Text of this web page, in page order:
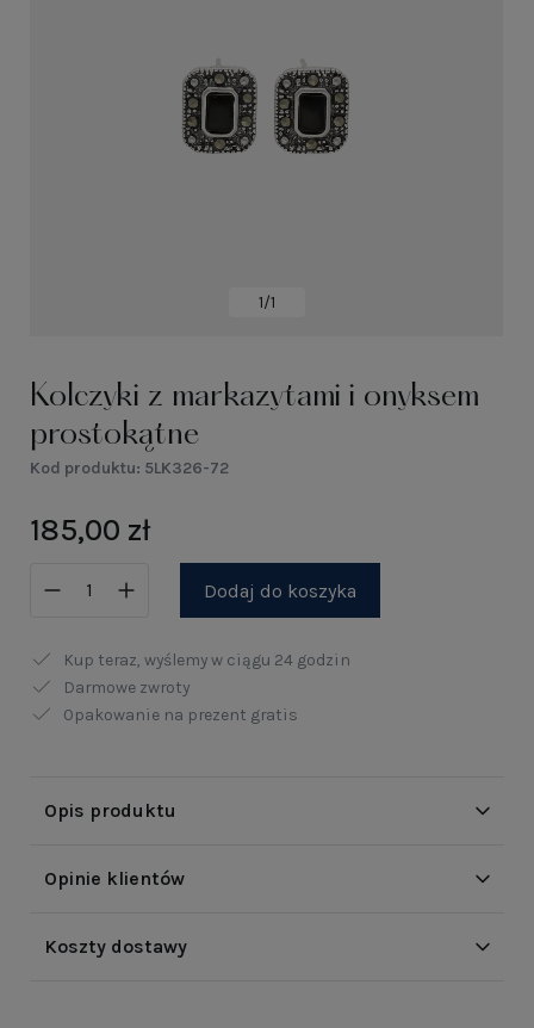
1/1
Kolczyki z markazytami i onyksem
prostokątne
Kod produktu: 5LK326-72
185,00 zł
Dodaj do koszyka
Kup teraz, wyślemy w ciągu 24 godzin
Darmowe zwroty
Opakowanie na prezent gratis
Opis produktu
Opinie klientów
Koszty dostawy